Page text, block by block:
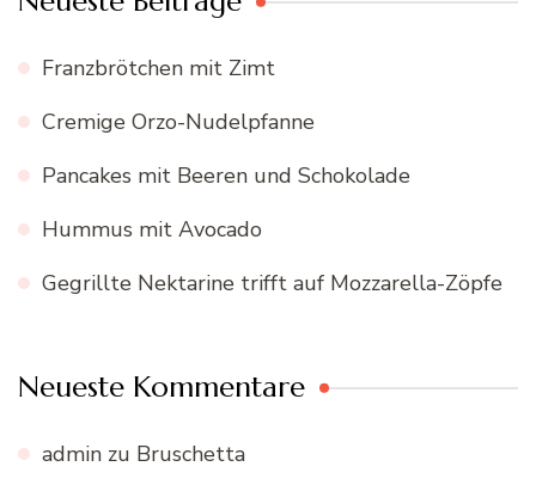
Franzbrötchen mit Zimt
Cremige Orzo-Nudelpfanne
Pancakes mit Beeren und Schokolade
Hummus mit Avocado
Gegrillte Nektarine trifft auf Mozzarella-Zöpfe
Neueste Kommentare
admin zu Bruschetta